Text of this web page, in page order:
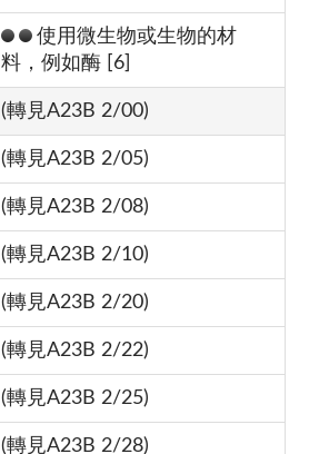
使用微生物或生物的材
料，例如酶 [6]
(轉見A23B 2/00)
(轉見A23B 2/05)
(轉見A23B 2/08)
(轉見A23B 2/10)
(轉見A23B 2/20)
(轉見A23B 2/22)
(轉見A23B 2/25)
(轉見A23B 2/28)